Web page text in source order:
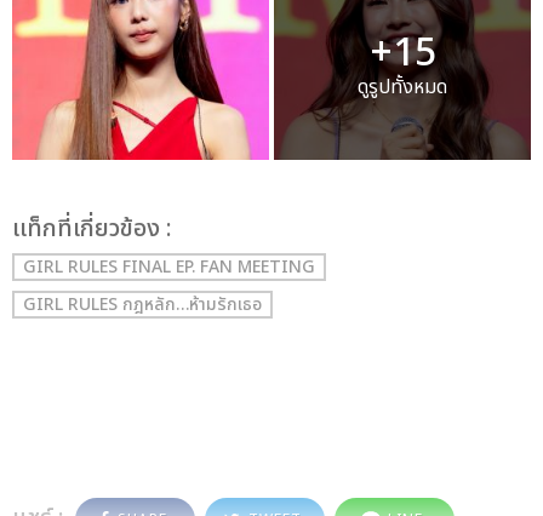
+15
ดูรูปทั้งหมด
เเท็กที่เกี่ยวข้อง :
GIRL RULES FINAL EP. FAN MEETING
GIRL RULES กฎหลัก…ห้ามรักเธอ